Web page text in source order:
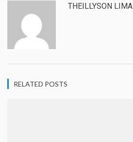
THEILLYSON LIMA
RELATED POSTS